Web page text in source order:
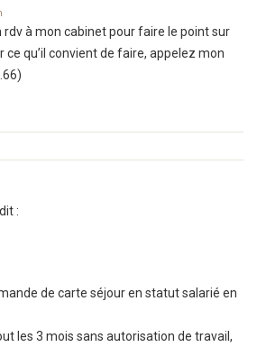
rdv à mon cabinet pour faire le point sur
qu’il convient de faire, appelez mon
dit :
de carte séjour en statut salarié en
les 3 mois sans autorisation de travail,